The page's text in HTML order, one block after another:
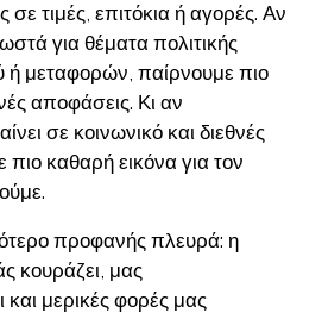
τιμές, επιτόκια ή αγορές. Αν
για θέματα πολιτικής
ή μεταφορών, παίρνουμε πιο
αποφάσεις. Κι αν
σε κοινωνικό και διεθνές
καθαρή εικόνα για τον
προφανής πλευρά: η
κουράζει, μας
μερικές φορές μας